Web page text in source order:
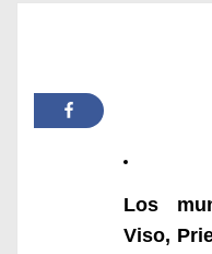
Los
Viso,